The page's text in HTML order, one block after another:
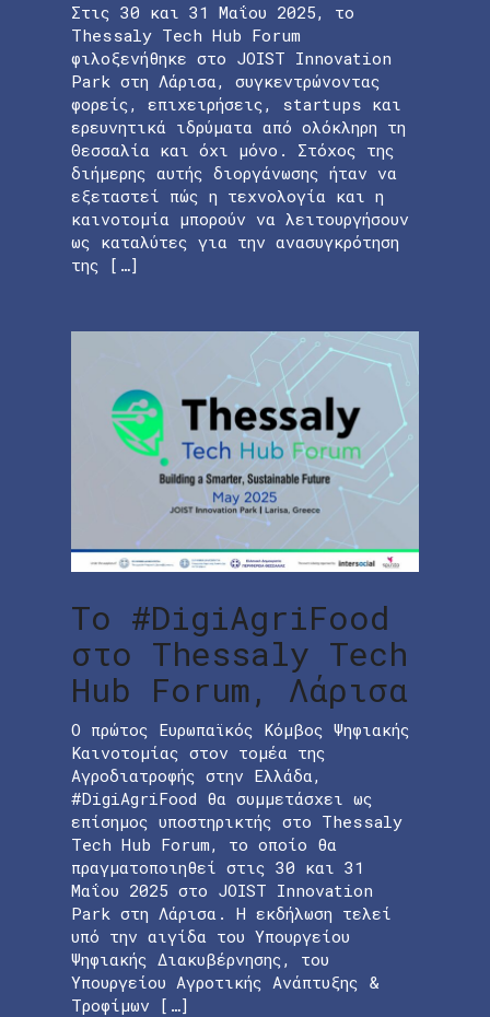
Στις 30 και 31 Μαΐου 2025, το
Thessaly Tech Hub Forum
φιλοξενήθηκε στο JOIST Innovation
Park στη Λάρισα, συγκεντρώνοντας
φορείς, επιχειρήσεις, startups και
ερευνητικά ιδρύματα από ολόκληρη τη
Θεσσαλία και όχι μόνο. Στόχος της
διήμερης αυτής διοργάνωσης ήταν να
εξεταστεί πώς η τεχνολογία και η
καινοτομία μπορούν να λειτουργήσουν
ως καταλύτες για την ανασυγκρότηση
της […]
Το #DigiAgriFood
στο Thessaly Tech
Hub Forum, Λάρισα
Ο πρώτος Ευρωπαϊκός Κόμβος Ψηφιακής
Καινοτομίας στον τομέα της
Αγροδιατροφής στην Ελλάδα,
#DigiAgriFood θα συμμετάσχει ως
επίσημος υποστηρικτής στο Thessaly
Tech Hub Forum, το οποίο θα
πραγματοποιηθεί στις 30 και 31
Μαΐου 2025 στο JOIST Innovation
Park στη Λάρισα. Η εκδήλωση τελεί
υπό την αιγίδα του Υπουργείου
Ψηφιακής Διακυβέρνησης, του
Υπουργείου Αγροτικής Ανάπτυξης &
Τροφίμων […]